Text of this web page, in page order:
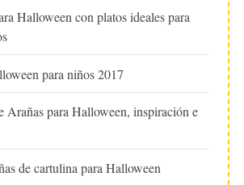
Halloween con platos ideales para
para niños 2017
Arañas para Halloween, inspiración e
de cartulina para Halloween